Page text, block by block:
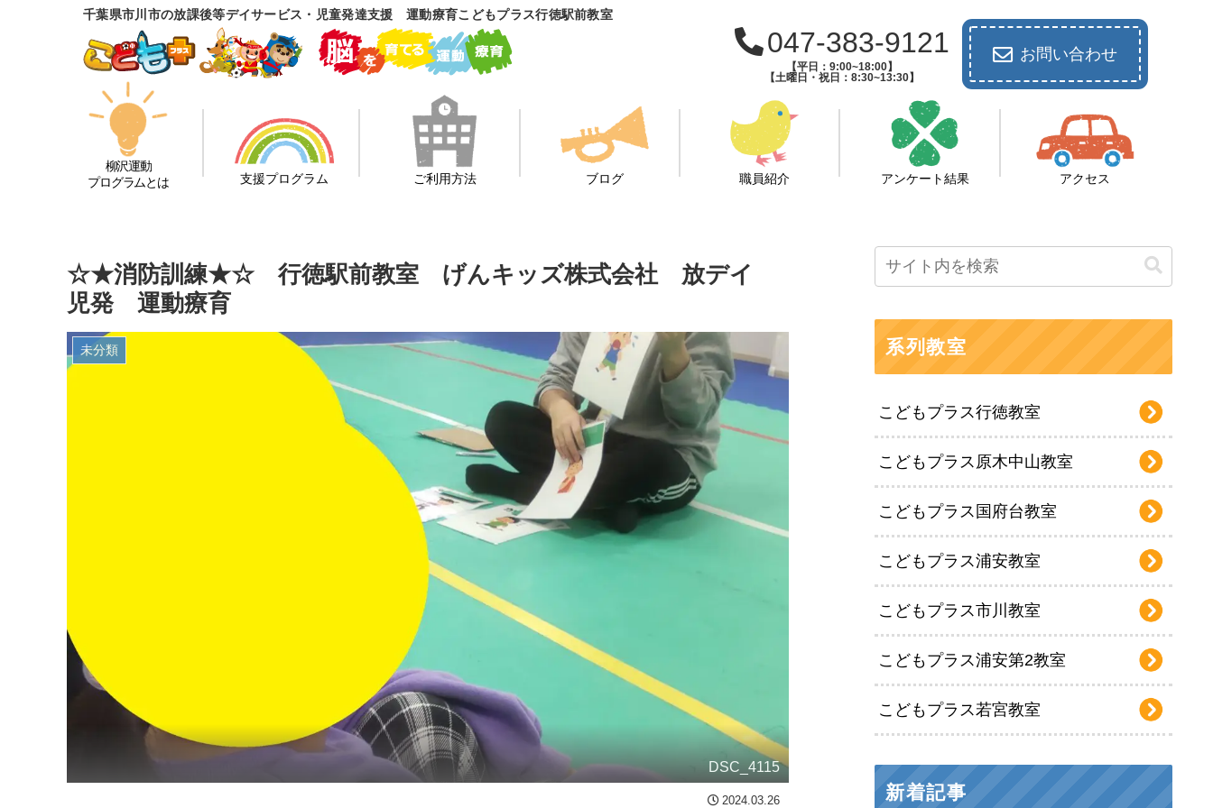
千葉県市川市の放課後等デイサービス・児童発達支援 運動療育こどもプラス行徳駅前教室
047-383-9121
【平日：9:00~18:00】
【土曜日・祝日：8:30~13:30】
お問い合わせ
柳沢運動
プログラムとは
支援プログラム ご利用方法 ブログ 職員紹介 アンケート結果 アクセス
☆★消防訓練★☆ 行徳駅前教室 げんキッズ株式会社 放デイ
児発 運動療育
未分類
DSC_4115
2024.03.26
系列教室
こどもプラス行徳教室
こどもプラス原木中山教室
こどもプラス国府台教室
こどもプラス浦安教室
こどもプラス市川教室
こどもプラス浦安第2教室
こどもプラス若宮教室
新着記事